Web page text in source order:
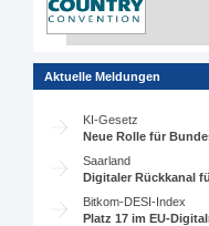
Aktuelle Meldungen
KI-Gesetz
Neue Rolle für
Saarland
Digitaler Rückkanal
Bitkom-DESI-Index
Platz 17 im EU-